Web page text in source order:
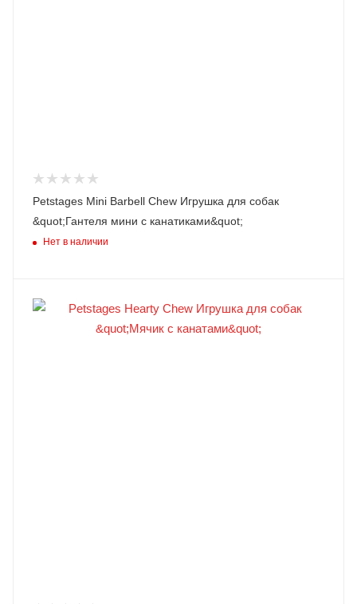
Petstages Mini Barbell Chew Игрушка для собак
&quot;Гантеля мини с канатиками&quot;
Нет в наличии